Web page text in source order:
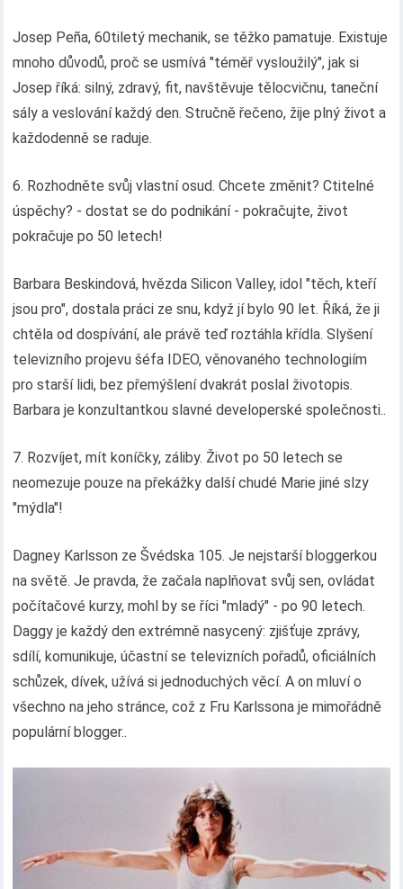
Josep Peña, 60tiletý mechanik, se těžko pamatuje. Existuje
mnoho důvodů, proč se usmívá "téměř vysloužilý", jak si
Josep říká: silný, zdravý, fit, navštěvuje tělocvičnu, taneční
sály a veslování každý den. Stručně řečeno, žije plný život a
každodenně se raduje.
6. Rozhodněte svůj vlastní osud. Chcete změnit? Ctitelné
úspěchy? - dostat se do podnikání - pokračujte, život
pokračuje po 50 letech!
Barbara Beskindová, hvězda Silicon Valley, idol "těch, kteří
jsou pro", dostala práci ze snu, když jí bylo 90 let. Říká, že ji
chtěla od dospívání, ale právě teď roztáhla křídla. Slyšení
televizního projevu šéfa IDEO, věnovaného technologiím
pro starší lidi, bez přemýšlení dvakrát poslal životopis.
Barbara je konzultantkou slavné developerské společnosti..
7. Rozvíjet, mít koníčky, záliby. Život po 50 letech se
neomezuje pouze na překážky další chudé Marie jiné slzy
"mýdla"!
Dagney Karlsson ze Švédska 105. Je nejstarší bloggerkou
na světě. Je pravda, že začala naplňovat svůj sen, ovládat
počítačové kurzy, mohl by se říci "mladý" - po 90 letech.
Daggy je každý den extrémně nasycený: zjišťuje zprávy,
sdílí, komunikuje, účastní se televizních pořadů, oficiálních
schůzek, dívek, užívá si jednoduchých věcí. A on mluví o
všechno na jeho stránce, což z Fru Karlssona je mimořádně
populární blogger..